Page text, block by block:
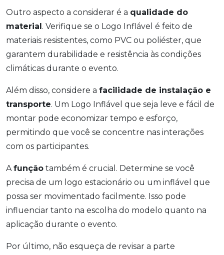
Outro aspecto a considerar é a qualidade do
material. Verifique se o Logo Inflável é feito de
materiais resistentes, como PVC ou poliéster, que
garantem durabilidade e resistência às condições
climáticas durante o evento.
Além disso, considere a facilidade de instalação e
transporte. Um Logo Inflável que seja leve e fácil de
montar pode economizar tempo e esforço,
permitindo que você se concentre nas interações
com os participantes.
Afunção também é crucial. Determine se você
precisa de um logo estacionário ou um inflável que
possa ser movimentado facilmente. Isso pode
influenciar tanto na escolha do modelo quanto na
aplicação durante o evento.
Por último, não esqueça de revisar a parte